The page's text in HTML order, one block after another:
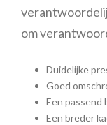
om
Duidelijke
Goed
Een passend
Een breder